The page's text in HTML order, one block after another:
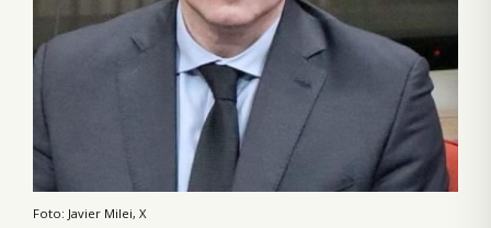
Foto: Javier Milei, X